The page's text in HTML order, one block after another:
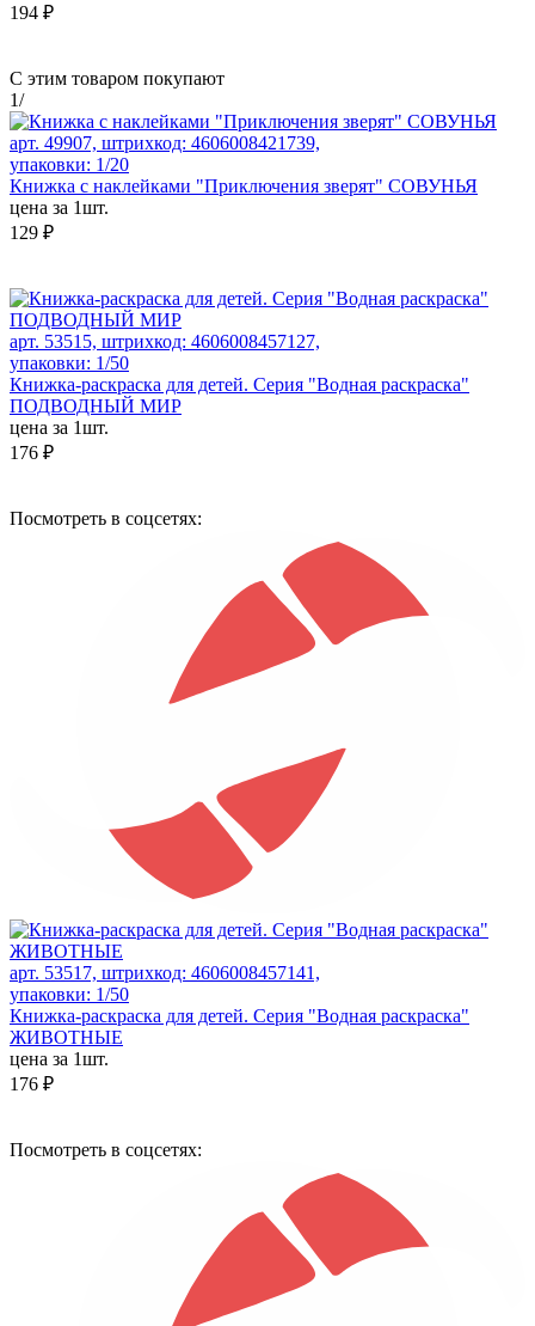
194 ₽
С этим товаром покупают
1/
арт. 49907, штрихкод: 4606008421739,
упаковки: 1/20
Книжка с наклейками "Приключения зверят" СОВУНЬЯ
цена за 1шт.
129 ₽
арт. 53515, штрихкод: 4606008457127,
упаковки: 1/50
Книжка-раскраска для детей. Серия "Водная раскраска"
ПОДВОДНЫЙ МИР
цена за 1шт.
176 ₽
Посмотреть в соцсетях:
арт. 53517, штрихкод: 4606008457141,
упаковки: 1/50
Книжка-раскраска для детей. Серия "Водная раскраска"
ЖИВОТНЫЕ
цена за 1шт.
176 ₽
Посмотреть в соцсетях: